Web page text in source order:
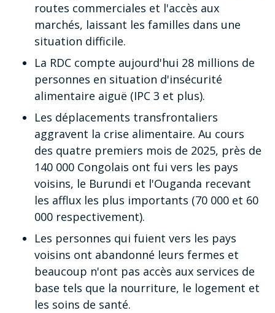
routes commerciales et l'accès aux
marchés, laissant les familles dans une
situation difficile.
La RDC compte aujourd'hui 28 millions de
personnes en situation d'insécurité
alimentaire aiguë (IPC 3 et plus).
Les déplacements transfrontaliers
aggravent la crise alimentaire. Au cours
des quatre premiers mois de 2025, près de
140 000 Congolais ont fui vers les pays
voisins, le Burundi et l'Ouganda recevant
les afflux les plus importants (70 000 et 60
000 respectivement).
Les personnes qui fuient vers les pays
voisins ont abandonné leurs fermes et
beaucoup n'ont pas accès aux services de
base tels que la nourriture, le logement et
les soins de santé.